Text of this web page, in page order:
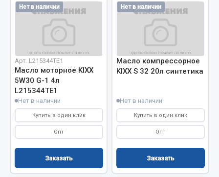
Выключатели и переключатели клавишные
Выключатели кнопочные
Выключатель массы
Изолента
Показать ещё
Весь раздел
Запчасти на полуприцепы
Нет в наличии
Арт. L215344TE1
Масло моторное KIXX
5W30 G-1 4л
L215344ТE1
Нет в наличии
Купить в один клик
Опт
Заказать
Нет в наличии
Масло компрессорное
KIXX S 32 20л синтетика
Нет в наличии
Купить в один клик
Опт
Заказать